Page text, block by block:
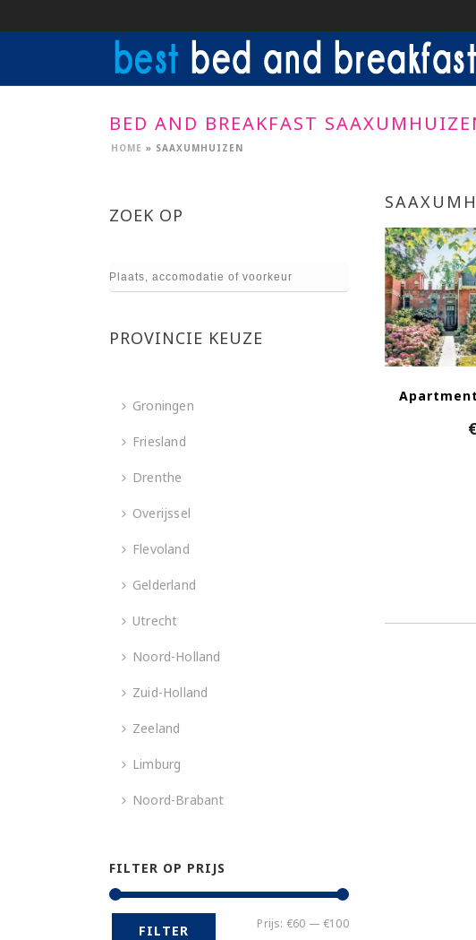
BED AND BREAKFAST
HOME » SAAXUMHUIZEN
ZOEK OP
PROVINCIE KEUZE
Groningen
Friesland
Drenthe
Overijssel
Flevoland
Gelderland
Utrecht
Noord-Holland
Zuid-Holland
Zeeland
Limburg
Noord-Brabant
FILTER OP PRIJS
Min.
Max.
FILTER Prijs: €60 — €100